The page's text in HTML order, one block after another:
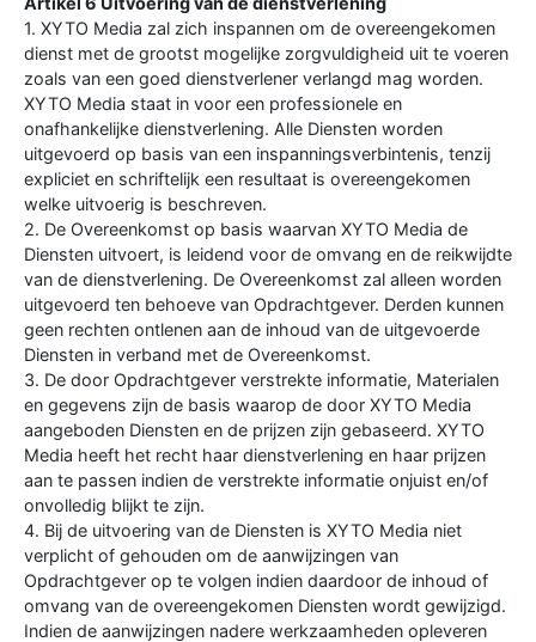
1. XYTO Media zal zich inspannen om de overeengekomen
dienst met de grootst mogelijke zorgvuldigheid uit te voeren
zoals van een goed dienstverlener verlangd mag worden.
XYTO Media staat in voor een professionele en
onafhankelijke dienstverlening. Alle Diensten worden
uitgevoerd op basis van een inspanningsverbintenis, tenzij
expliciet en schriftelijk een resultaat is overeengekomen
welke uitvoerig is beschreven.
2. De Overeenkomst op basis waarvan XYTO Media de
Diensten uitvoert, is leidend voor de omvang en de reikwijdte
van de dienstverlening. De Overeenkomst zal alleen worden
uitgevoerd ten behoeve van Opdrachtgever. Derden kunnen
geen rechten ontlenen aan de inhoud van de uitgevoerde
Diensten in verband met de Overeenkomst.
3. De door Opdrachtgever verstrekte informatie, Materialen
en gegevens zijn de basis waarop de door XYTO Media
aangeboden Diensten en de prijzen zijn gebaseerd. XYTO
Media heeft het recht haar dienstverlening en haar prijzen
aan te passen indien de verstrekte informatie onjuist en/of
onvolledig blijkt te zijn.
4. Bij de uitvoering van de Diensten is XYTO Media niet
verplicht of gehouden om de aanwijzingen van
Opdrachtgever op te volgen indien daardoor de inhoud of
omvang van de overeengekomen Diensten wordt gewijzigd.
Indien de aanwijzingen nadere werkzaamheden opleveren